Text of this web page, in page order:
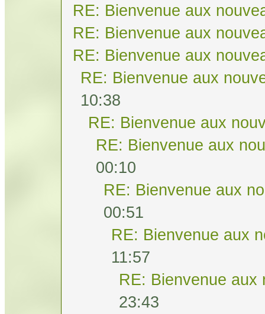
RE: Bienvenue aux
RE: Bienvenue aux
RE: Bienvenue aux
RE: Bienvenue aux
10:38
RE: Bienvenue aux
RE: Bienvenue aux
00:10
RE: Bienvenue aux
00:51
RE: Bienvenue aux
11:57
RE: Bienvenue aux
23:43